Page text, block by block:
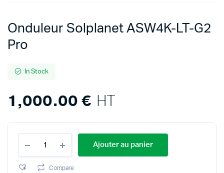
Onduleur Solplanet ASW4K-LT-G2
Pro
In Stock
1,000.00€ HT
Solplanet
ASW4K-
LT-
Ajouter au panier
Compare